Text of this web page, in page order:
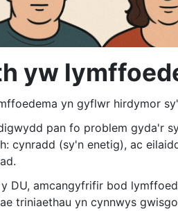
yw
yn gyflwr hirdymor
pan fo problem gyda'r
cynradd (sy'n enetig), ac
DU, amcangyfrifir bod
triniaethau yn cynnwys